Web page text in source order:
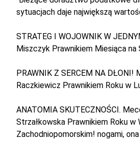
sytuacjach daje największą
STRATEG I WOJOWNIK W
Miszczyk Prawnikiem Miesiąca na
PRAWNIK Z SERCEM NA DŁONI!
Raczkiewicz Prawnikiem Roku w
ANATOMIA SKUTECZNOŚCI.
Strzałkowska Prawnikiem Roku
Zachodniopomorskim! nogami,